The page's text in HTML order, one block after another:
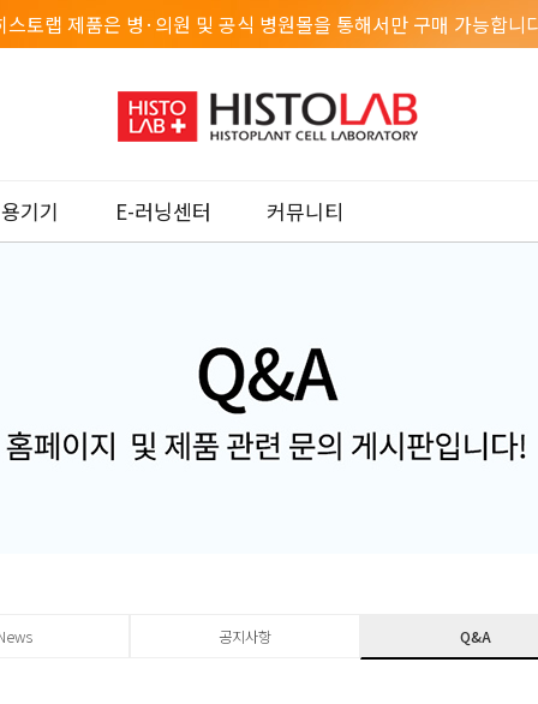
스토랩 제품은 병·의원 및 공식 병원몰을 통해서만 구매 가능합니
기기 E-러닝센터 커뮤니티
공지사항 Q&A